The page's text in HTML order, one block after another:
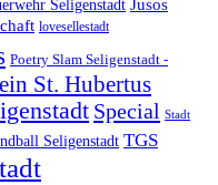
Seligenstadt Jusos
lovesellestadt
Poetry Slam Seligenstadt -
St. Hubertus
Special Stadt
Seligenstadt TGS